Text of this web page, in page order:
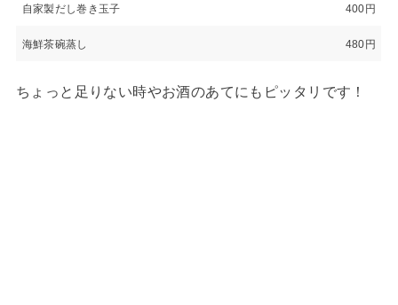
自家製だし巻き玉子 400円
海鮮茶碗蒸し 480円
ちょっと足りない時やお酒のあてにもピッタリです！